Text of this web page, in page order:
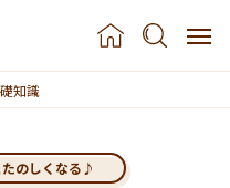
知識
のしくなる♪